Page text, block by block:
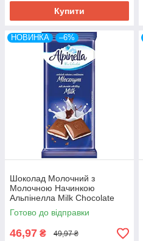
Купити
НОВИНКА –6%
Шоколад Молочний з
Молочною Начинкою
Альпінелла Milk Chocolate
with filling Milk Alpinella 100 г
Польща
Готово до відправки
46,97 ₴ 49,97 ₴